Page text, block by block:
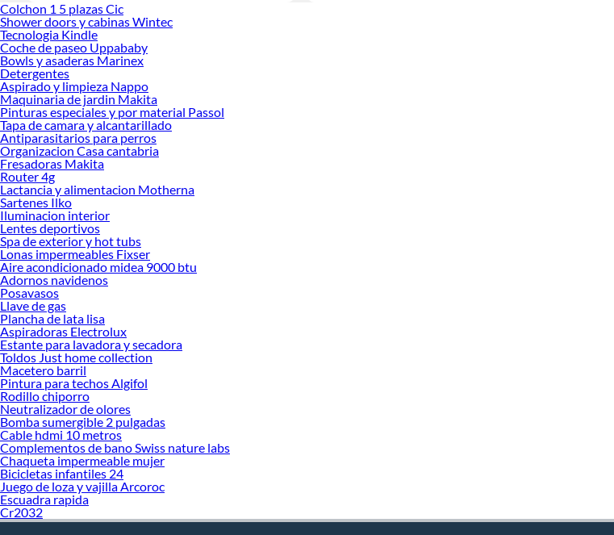
Colchon 1 5 plazas Cic
Shower doors y cabinas Wintec
Tecnologia Kindle
Coche de paseo Uppababy
Bowls y asaderas Marinex
Detergentes
Aspirado y limpieza Nappo
Maquinaria de jardin Makita
Pinturas especiales y por material Passol
Tapa de camara y alcantarillado
Antiparasitarios para perros
Organizacion Casa cantabria
Fresadoras Makita
Router 4g
Lactancia y alimentacion Motherna
Sartenes Ilko
Iluminacion interior
Lentes deportivos
Spa de exterior y hot tubs
Lonas impermeables Fixser
Aire acondicionado midea 9000 btu
Adornos navidenos
Posavasos
Llave de gas
Plancha de lata lisa
Aspiradoras Electrolux
Estante para lavadora y secadora
Toldos Just home collection
Macetero barril
Pintura para techos Algifol
Rodillo chiporro
Neutralizador de olores
Bomba sumergible 2 pulgadas
Cable hdmi 10 metros
Complementos de bano Swiss nature labs
Chaqueta impermeable mujer
Bicicletas infantiles 24
Juego de loza y vajilla Arcoroc
Escuadra rapida
Cr2032